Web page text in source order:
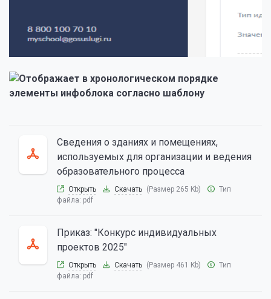
Сведения о зданиях и помещениях,
используемых для организации и ведения
образовательного процесса
Открыть Скачать (Размер 265 Kb)
Тип
файла: pdf
Приказ: "Конкурс индивидуальных
проектов 2025"
Открыть Скачать (Размер 461 Kb)
Тип
файла: pdf